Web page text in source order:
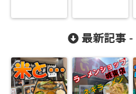
count-
cache.php
最新記事 -